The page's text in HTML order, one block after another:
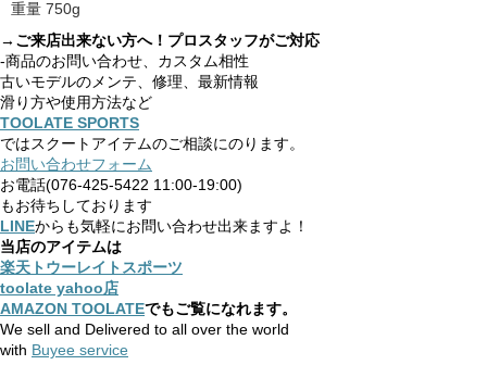
重量 750g
→ご来店出来ない方へ！プロスタッフがご対応
-商品のお問い合わせ、カスタム相性
古いモデルのメンテ、修理、最新情報
滑り方や使用方法など
TOOLATE SPORTS
ではスクートアイテムのご相談にのります。
お問い合わせフォーム
お電話(076-425-5422 11:00-19:00)
もお待ちしております
LINEからも気軽にお問い合わせ出来ますよ！
当店のアイテムは
楽天トウーレイトスポーツ
toolate yahoo店
AMAZON TOOLATEでもご覧になれます。
We sell and Delivered to all over the world
with Buyee service